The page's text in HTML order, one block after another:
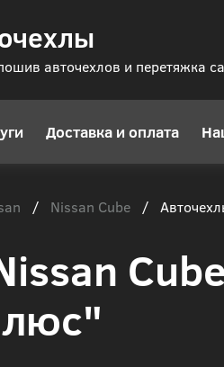
авточехлов и перетяжка
Доставка и оплата
/ Nissan Cube /